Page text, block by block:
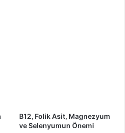
B12, Folik Asit, Magnezyum
ve Selenyumun Önemi